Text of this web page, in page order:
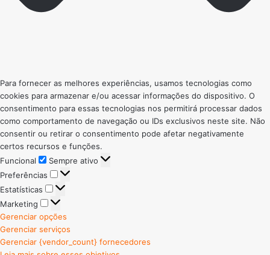
Para fornecer as melhores experiências, usamos tecnologias como
cookies para armazenar e/ou acessar informações do dispositivo. O
consentimento para essas tecnologias nos permitirá processar dados
como comportamento de navegação ou IDs exclusivos neste site. Não
consentir ou retirar o consentimento pode afetar negativamente
certos recursos e funções.
Funcional
Funcional
Sempre ativo
Preferências
Preferências
Estatísticas
Estatísticas
Marketing
Marketing
Gerenciar opções
Gerenciar serviços
Gerenciar {vendor_count} fornecedores